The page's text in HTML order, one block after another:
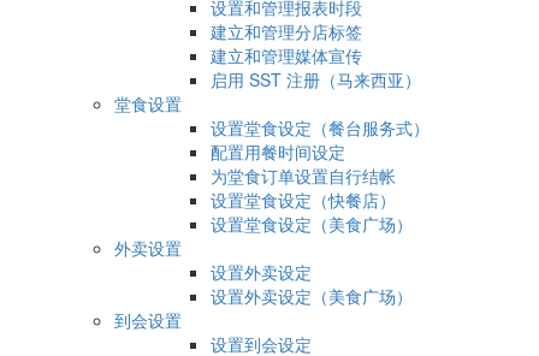
设置和管理报表时段
建立和管理分店标签
建立和管理媒体宣传
启用 SST 注册（马来西亚）
堂食设置
设置堂食设定（餐台服务式）
配置用餐时间设定
为堂食订单设置自行结帐
设置堂食设定（快餐店）
设置堂食设定（美食广场）
外卖设置
设置外卖设定
设置外卖设定（美食广场）
到会设置
设置到会设定